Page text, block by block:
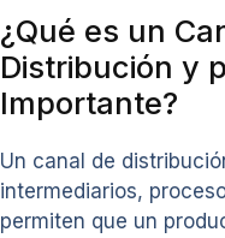
¿Qué es un
Distribución y
Importante?
Un canal de
intermediarios,
permiten que un